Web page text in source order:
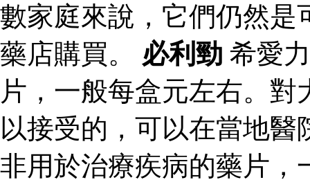
數家庭來說，它們仍然是
藥店購買。 必利勁 希愛
片，一般每盒元左右。
以接受的，可以在當地
非用於治療疾病的藥片，